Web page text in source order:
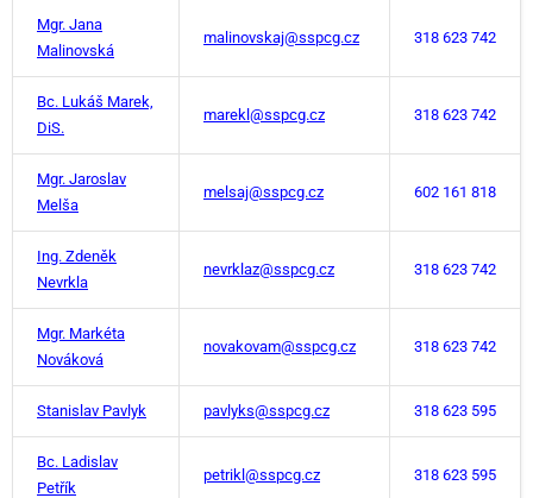
Mgr. Jana
Malinovská
malinovskaj@sspcg.cz 318 623 742
Bc. Lukáš Marek,
DiS.
marekl@sspcg.cz 318 623 742
Mgr. Jaroslav
Melša
melsaj@sspcg.cz 602 161 818
Ing. Zdeněk
Nevrkla
nevrklaz@sspcg.cz 318 623 742
Mgr. Markéta
Nováková
novakovam@sspcg.cz 318 623 742
Stanislav Pavlyk pavlyks@sspcg.cz 318 623 595
Bc. Ladislav
Petřík
petrikl@sspcg.cz 318 623 595